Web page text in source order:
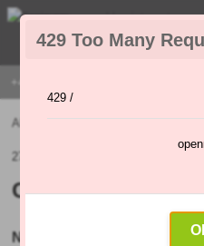
429 Too Many
429 /
+421 915 420 295 |
Aktualności»Co zrobić jesienią z
27.09.2021 (Pierwotny artykuł:
Co zrobić
Nadeszły pierwsze